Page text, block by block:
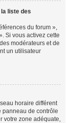
liste des
du forum »,
Si vous activez cette
modérateurs et de
un utilisateur
horaire différent
panneau de contrôle
votre zone adéquate,